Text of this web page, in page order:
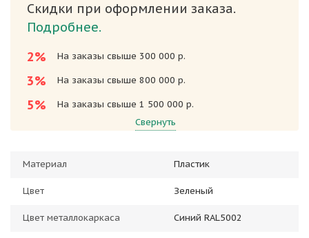
Скидки при оформлении заказа.
Подробнее.
2%
На заказы свыше 300 000 р.
3% На заказы свыше 800 000 р.
5%
На заказы свыше 1 500 000 р.
Свернуть
Материал Пластик
Цвет Зеленый
Цвет металлокаркаса Синий RAL5002